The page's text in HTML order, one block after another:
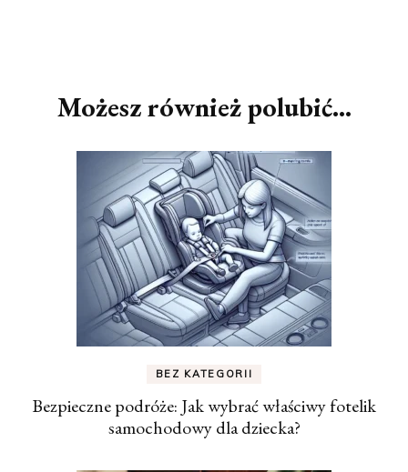
Możesz również polubić…
BEZ KATEGORII
Bezpieczne podróże: Jak wybrać właściwy fotelik
samochodowy dla dziecka?